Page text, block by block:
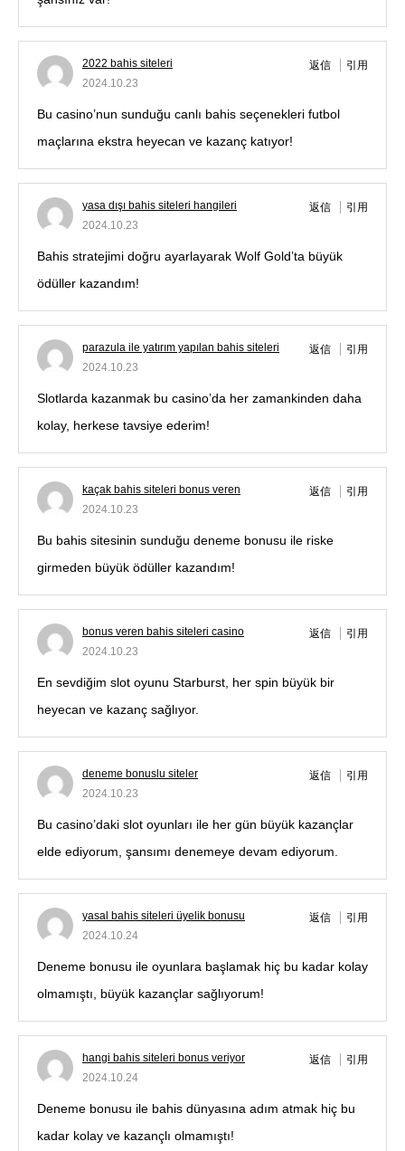
2022 bahis siteleri
2024.10.23
返信 引用
Bu casino’nun sunduğu canlı bahis seçenekleri futbol
maçlarına ekstra heyecan ve kazanç katıyor!
yasa dışı bahis siteleri hangileri
2024.10.23
返信 引用
Bahis stratejimi doğru ayarlayarak Wolf Gold’ta büyük
ödüller kazandım!
parazula ile yatırım yapılan bahis siteleri
2024.10.23
返信 引用
Slotlarda kazanmak bu casino’da her zamankinden daha
kolay, herkese tavsiye ederim!
kaçak bahis siteleri bonus veren
2024.10.23
返信 引用
Bu bahis sitesinin sunduğu deneme bonusu ile riske
girmeden büyük ödüller kazandım!
bonus veren bahis siteleri casino
2024.10.23
返信 引用
En sevdiğim slot oyunu Starburst, her spin büyük bir
heyecan ve kazanç sağlıyor.
deneme bonuslu siteler
2024.10.23
返信 引用
Bu casino’daki slot oyunları ile her gün büyük kazançlar
elde ediyorum, şansımı denemeye devam ediyorum.
yasal bahis siteleri üyelik bonusu
2024.10.24
返信 引用
Deneme bonusu ile oyunlara başlamak hiç bu kadar kolay
olmamıştı, büyük kazançlar sağlıyorum!
hangi bahis siteleri bonus veriyor
2024.10.24
返信 引用
Deneme bonusu ile bahis dünyasına adım atmak hiç bu
kadar kolay ve kazançlı olmamıştı!